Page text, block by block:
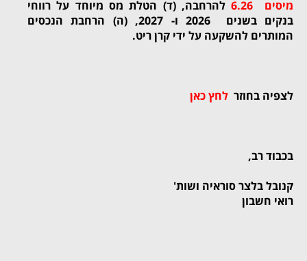
מיסים 6.26
להרחבה, (ד) הטלת מס מיוחד על רווחי
בנקים בשנים 2026 ו- 2027, (ה) הרחבת הנכסים
המותרים להשקעה על ידי קרן ריט.
לצפיה בחוזר לחץ כאן
בכבוד רב,
קנובל בלצר סוראיה ושות'
רואי חשבון